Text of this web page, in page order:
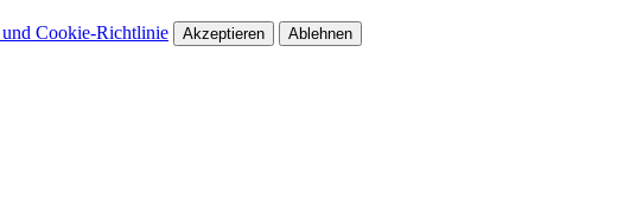
und Cookie-Richtlinie Akzeptieren Ablehnen